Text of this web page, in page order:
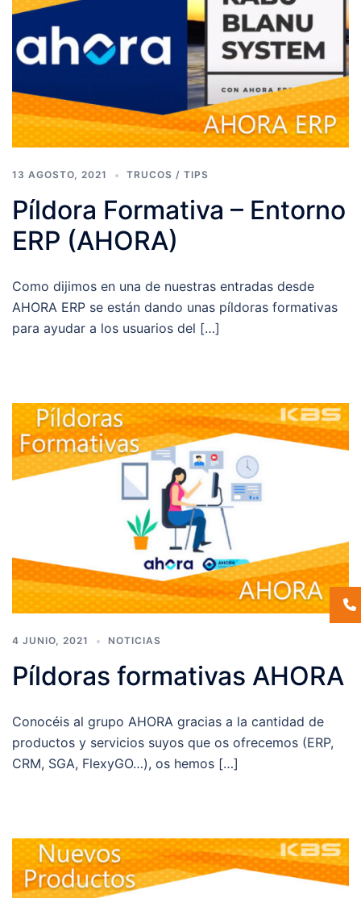
13 AGOSTO, 2021 TRUCOS / TIPS
Píldora Formativa – Entorno
ERP (AHORA)
Como dijimos en una de nuestras entradas desde
AHORA ERP se están dando unas píldoras formativas
para ayudar a los usuarios del […]
4 JUNIO, 2021 NOTICIAS
Píldoras formativas AHORA
Conocéis al grupo AHORA gracias a la cantidad de
productos y servicios suyos que os ofrecemos (ERP,
CRM, SGA, FlexyGO…), os hemos […]